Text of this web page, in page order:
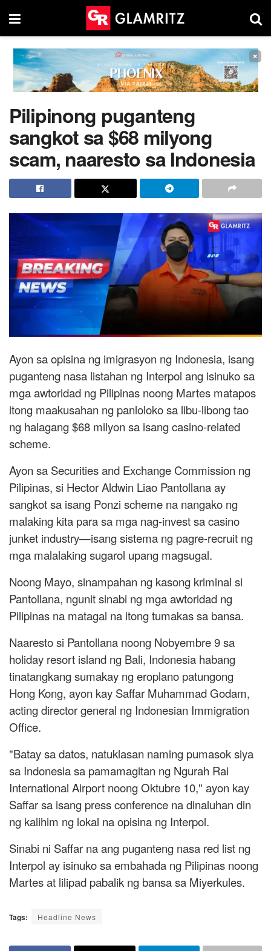
×
Pilipinong puganteng
sangkot sa $68 milyong
scam, naaresto sa Indonesia
Ayon sa opisina ng imigrasyon ng Indonesia, isang
puganteng nasa listahan ng Interpol ang isinuko sa
mga awtoridad ng Pilipinas noong Martes matapos
itong maakusahan ng panloloko sa libu-libong tao
ng halagang $68 milyon sa isang casino-related
scheme.
Ayon sa Securities and Exchange Commission ng
Pilipinas, si Hector Aldwin Liao Pantollana ay
sangkot sa isang Ponzi scheme na nangako ng
malaking kita para sa mga nag-invest sa casino
junket industry—isang sistema ng pagre-recruit ng
mga malalaking sugarol upang magsugal.
Noong Mayo, sinampahan ng kasong kriminal si
Pantollana, ngunit sinabi ng mga awtoridad ng
Pilipinas na matagal na itong tumakas sa bansa.
Naaresto si Pantollana noong Nobyembre 9 sa
holiday resort island ng Bali, Indonesia habang
tinatangkang sumakay ng eroplano patungong
Hong Kong, ayon kay Saffar Muhammad Godam,
acting director general ng Indonesian Immigration
Office.
"Batay sa datos, natuklasan naming pumasok siya
sa Indonesia sa pamamagitan ng Ngurah Rai
International Airport noong Oktubre 10," ayon kay
Saffar sa isang press conference na dinaluhan din
ng kalihim ng lokal na opisina ng Interpol.
Sinabi ni Saffar na ang puganteng nasa red list ng
Interpol ay isinuko sa embahada ng Pilipinas noong
Martes at lilipad pabalik ng bansa sa Miyerkules.
Tags: Headline News